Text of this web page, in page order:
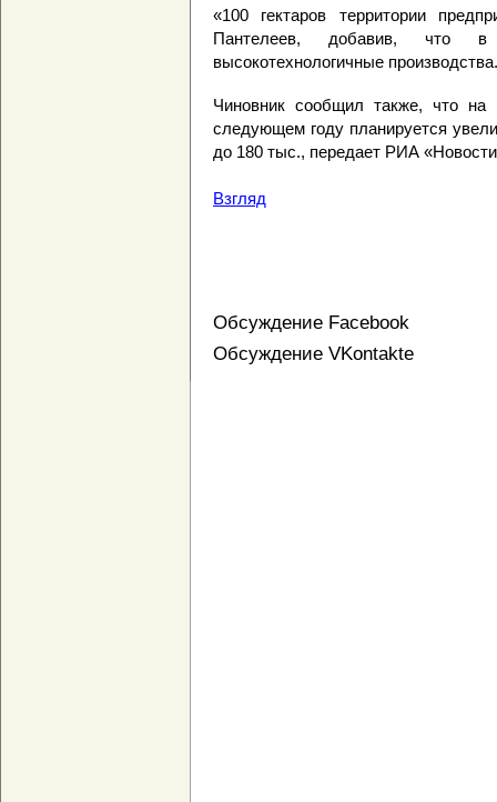
«100 гектаров территории
Пантелеев, добавив, что
высокотехнологичные производства.
Чиновник сообщил также, что
следующем году планируется
до 180 тыс., передает РИА
Взгляд
Обсуждение Facebook
Обсуждение VKontakte